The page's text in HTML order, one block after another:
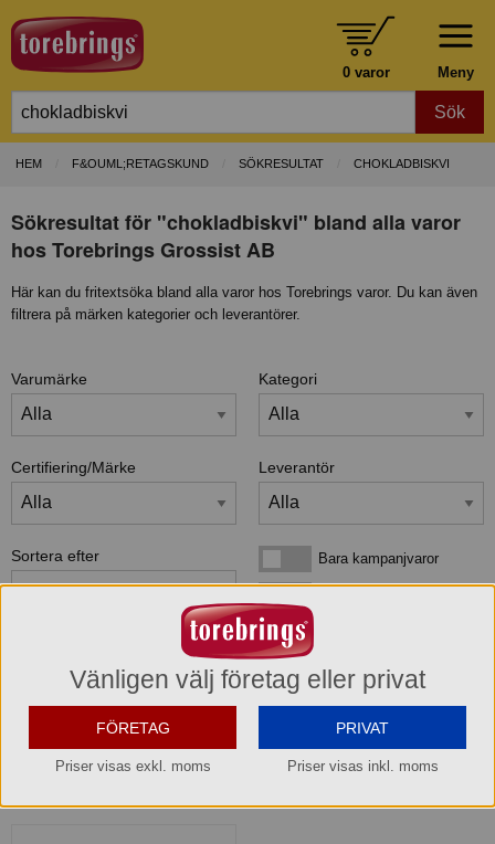
Meny
0 varor
Sök
HEM F&OUML;RETAGSKUND SÖKRESULTAT CHOKLADBISKVI
Sökresultat för "chokladbiskvi" bland alla varor
hos Torebrings Grossist AB
Här kan du fritextsöka bland alla varor hos Torebrings varor. Du kan även
filtrera på märken kategorier och leverantörer.
Varumärke Kategori
Certifiering/Märke Leverantör
Sortera efter Bara kampanjvarorBara kampanjvaror
Visa maxläge 1 vara/rad
Visa standardlägeVisa standardläge 2 varor/rad
Vänligen välj företag eller privat
FÖRETAG
Priser visas exkl. moms
PRIVAT
Priser visas inkl. moms